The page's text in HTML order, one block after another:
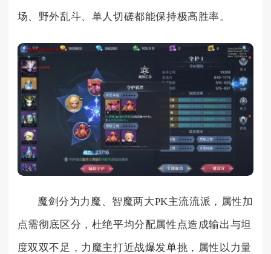
场、野外乱斗、单人切磋都能保持极高胜率。
魔剑分为力魔、智魔两大PK主流流派，属性加
点需彻底区分，杜绝平均分配属性点造成输出与坦
度双双不足，力魔主打近战爆发单挑，属性以力量